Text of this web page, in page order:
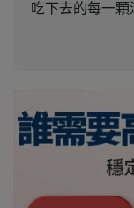
吃下去的每一顆